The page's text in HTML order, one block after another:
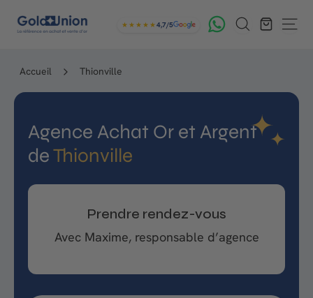
G
d
★★★★★4,7/5
Rechercher
Accueil Thionville
Agence Achat Or et Argent
deThionville
Prendre rendez-vous
Avec Maxime, responsable d’agence